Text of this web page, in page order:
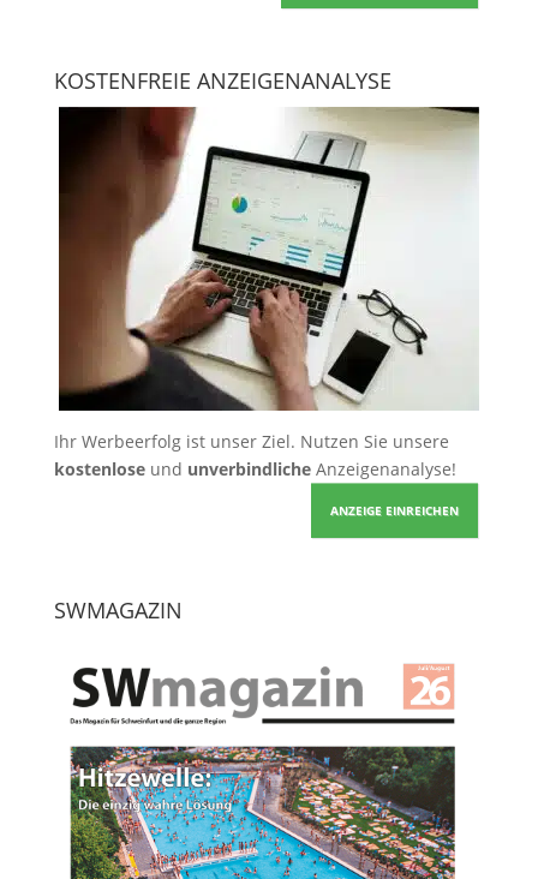
KOSTENFREIE ANZEIGENANALYSE
Ihr Werbeerfolg ist unser Ziel. Nutzen Sie unsere
kostenloseund unverbindlicheAnzeigenanalyse!
ANZEIGE EINREICHEN
SWMAGAZIN